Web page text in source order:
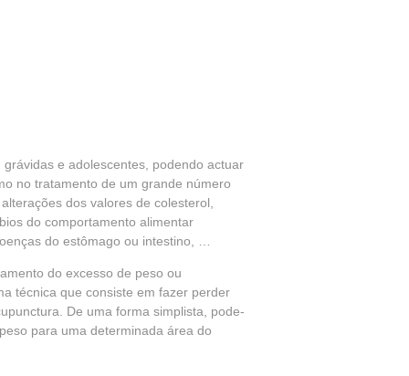
e adolescentes, podendo actuar
no tratamento de um grande número
dos valores de colesterol,
do comportamento alimentar
do estômago ou intestino, …
do excesso de peso ou
técnica que consiste em fazer perder
De uma forma simplista, pode-
para uma determinada área do